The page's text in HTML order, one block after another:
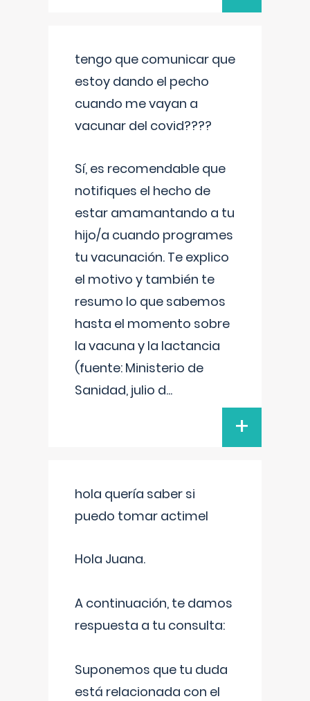
tengo que comunicar que
estoy dando el pecho
cuando me vayan a
vacunar del covid????
Sí, es recomendable que
notifiques el hecho de
estar amamantando a tu
hijo/a cuando programes
tu vacunación. Te explico
el motivo y también te
resumo lo que sabemos
hasta el momento sobre
la vacuna y la lactancia
(fuente: Ministerio de
Sanidad, julio d...
+
hola quería saber si
puedo tomar actimel
Hola Juana.
A continuación, te damos
respuesta a tu consulta:
Suponemos que tu duda
está relacionada con el